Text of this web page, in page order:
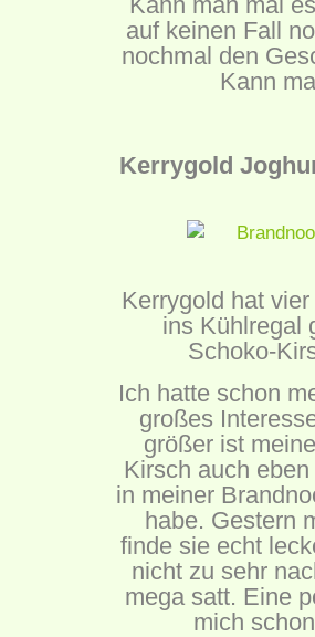
auf keinen Fall
nochmal den
Kann
Kerrygold
Kerrygold hat
ins Kühlregal
Schoko-
Ich hatte schon
großes
größer ist
Kirsch auch
in meiner
habe. Gestern
finde sie echt
nicht zu sehr
mega satt. Eine
mich